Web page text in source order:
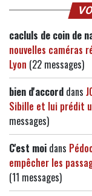
cacluls de coin de
nouvelles caméras
Lyon (22 messages)
bien d'accord dans
Sibille et lui prédit
messages)
C'est moi dans
empêcher les
(11 messages)